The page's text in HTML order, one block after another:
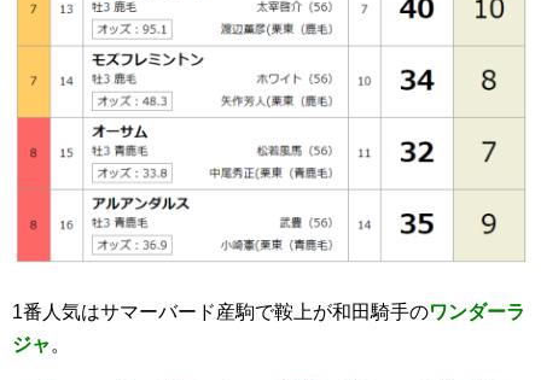
1番人気はサマーバード産駒で鞍上が和田騎手のワンダーラ
ジャ 。